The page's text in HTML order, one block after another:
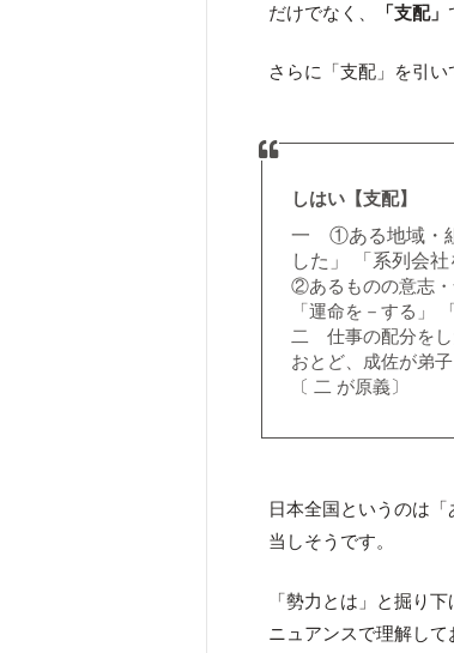
だけでなく、
「支配」
さらに「支配」を引い
しはい【支配】
一 ①ある地域・組
した」 「系列会社
②あるものの意志・
「運命を－する」
二 仕事の配分をし
おとど、成佐が弟
〔 二 が原義〕
日本全国というのは
当しそうです。
「勢力とは」と掘り
ニュアンスで理解して